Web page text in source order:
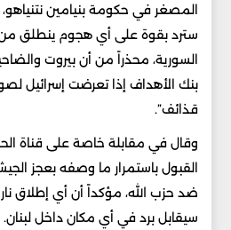
المصغر في حكومة بنيامين نتنياهو،
سترد بقوة على أي هجوم ينطلق من
السورية، محذراً من أن بيروت
بنك الأهداف إذا تعرضت إسرائيل
قذائف”.
وقال في مقابلة خاصة على قناة
القبول باستمرار ما وصفه بعجز
ضد حزب الله، مؤكداً أن أي إطلاق
سيقابل برد في أي مكان داخل لبنان.